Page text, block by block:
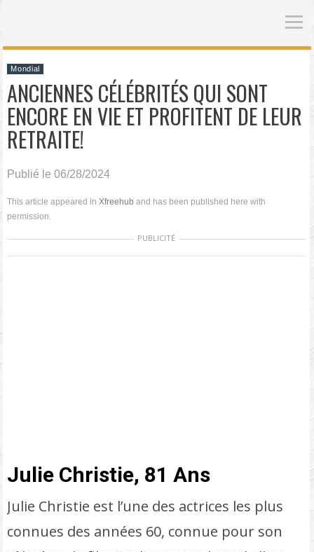
Mondial
ANCIENNES CÉLÉBRITÉS QUI SONT
ENCORE EN VIE ET PROFITENT DE LEUR
RETRAITE!
Publié le 06/28/2024
This article appeared inXfreehub and has been published here with
permission.
PUBLICITÉ
Julie Christie, 81 Ans
Julie Christie est l’une des actrices les plus
connues des années 60, connue pour son